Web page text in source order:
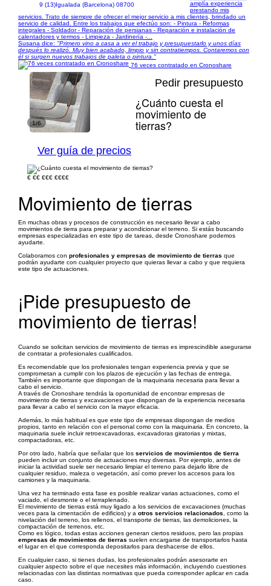
9 (13)Igualada (Barcelona) 08700
amplía experiencia
prestando mis
servicios. Trato de siempre de ofrecer el mejor servicio a mis clientes, brindado un
servicio de calidad. Entre los trabajos que efectúo son: - Pintura - Reformas
integrales - Soldador - Reparación de persianas - Reparación e instalación de
calentadores y termos - Limpieza - Jardinería -...
Susana dice: "Primero vino a casa a ver el trabajo y presupuestarlo y unos días
después lo realizó. Muy bien acabado, limpio y sin contratiempos. Contaremos con
él si surgen nuevos trabajos de paleta o pintura."
76 veces contratado en Cronoshare
1/6
Pedir presupuesto
¿Cuánto cuesta el
movimiento de
tierras?
Ver guía de precios
€ €€ €€€ €€€€
Movimiento de tierras
En muchas obras y procesos de construcción es necesario llevar a cabo
movimientos de tierra para preparar y acondicionar el terreno. Si estás buscando
empresas especializadas en este tipo de tareas, desde Cronoshare podemos
ayudarte.
Colaboramos con profesionales y empresas de movimiento de tierras que
podrán ayudarte con cualquier proyecto que quieras llevar a cabo y que requiera
este tipo de actuaciones.
¡Pide presupuesto de
movimiento de tierras!
Cuando se solicitan servicios de movimiento de tierras es imprescindible asegurarse
de contratar a profesionales cualificados.
Es recomendable que los profesionales tengan experiencia previa y que se
comprometan a cumplir con los plazos de ejecución y las fechas de entrega.
También es importante que dispongan de la maquinaria necesaria para llevar a
cabo el servicio.
A través de Cronoshare tendrás la oportunidad de encontrar empresas de
movimiento de tierras y excavaciones que dispongan de la experiencia necesaria
para llevar a cabo el servicio con la mayor eficacia.
Además, lo más habitual es que este tipo de empresas dispongan de medios
propios, tanto en relación con el personal como con la maquinaria. En concreto, la
maquinaria suele incluir retroexcavadoras, excavadoras giratorias y mixtas,
compactadoras, etc.
Por otro lado, habría que señalar que los servicios de movimientos de tierra
pueden incluir un conjunto de actuaciones muy diversas. Por ejemplo, antes de
iniciar la actividad suele ser necesario limpiar el terreno para dejarlo libre de
cualquier residuo, maleza o vegetación, así como prever los accesos para los
camiones y la maquinaria.
Una vez ha terminado esta fase es posible realizar varias actuaciones, como el
vaciado, el desmonte o el terraplenado.
El movimiento de tierras está muy ligado a los servicios de excavaciones (muchas
veces para la cimentación de edificios) y a otros servicios relacionados , como la
nivelación del terreno, los rellenos, el transporte de tierras, las demoliciones, la
compactación de terrenos, etc.
Como es lógico, todas estas acciones generan ciertos residuos, pero las propias
empresas de movimientos de tierras suelen encargarse de transportarlos hasta
el lugar en el que corresponda depositarlos para deshacerse de ellos.
En cualquier caso, si tienes dudas, los profesionales podrán asesorarte en
cualquier aspecto sobre el que necesites más información, incluyendo cuestiones
relacionadas con las distintas normativas que pueda corresponder aplicar en cada
caso.